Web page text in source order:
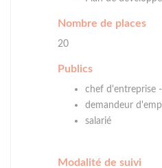
Nombre de places
20
Publics
chef d'entreprise
demandeur
salarié
Modalité de suivi